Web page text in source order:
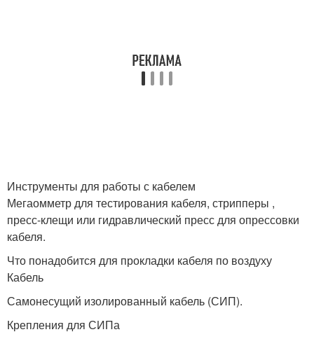
Инструменты для работы с кабелем
Мегаомметр для тестирования кабеля, стрипперы ,
пресс-клещи или гидравлический пресс для опрессовки
кабеля.
Что понадобится для прокладки кабеля по воздуху
Кабель
Самонесущий изолированный кабель (СИП).
Крепления для СИПа